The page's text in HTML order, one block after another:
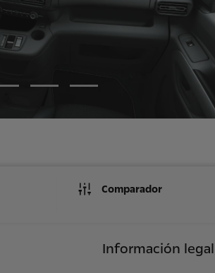
Comparador
Información legal